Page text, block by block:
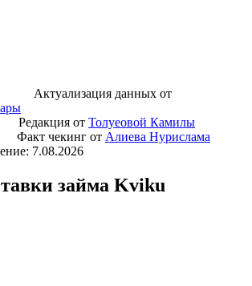
Актуализация данных от
Редакция от Толуеовой Камилы
Факт чекинг от Алиева Нурислама
7.08.2026
займа Kviku